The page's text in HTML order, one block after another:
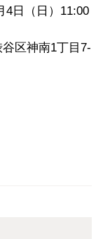
4日（日）11:00
区神南1丁目7-